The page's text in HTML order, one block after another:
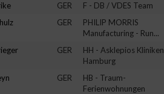
GER F - DB / VDES Team
GER
PHILIP MORRIS
Manufacturing - Run...
GER
HH - Asklepios Kliniken
Hamburg
GER
HB - Traum-
Ferienwohnungen